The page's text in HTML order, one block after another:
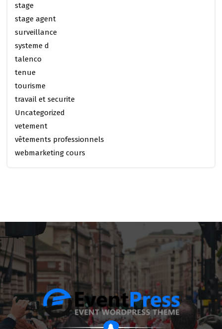
stage
stage agent
surveillance
systeme d
talenco
tenue
tourisme
travail et securite
Uncategorized
vetement
vêtements professionnels
webmarketing cours